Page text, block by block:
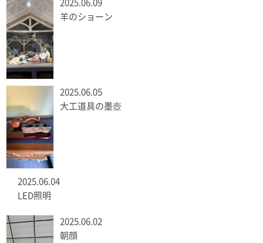
2025.06.09
羊のショーン
2025.06.05
大工道具の墨壺
2025.06.04
LED照明
2025.06.02
朝顔